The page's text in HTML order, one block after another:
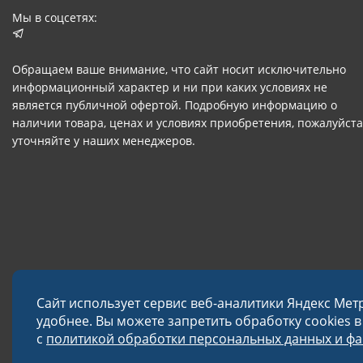
Мы в соцсетях:
Обращаем ваше внимание, что сайт носит исключительно
информационный характер и ни при каких условиях не
является публичной офертой. Подробную информацию о
наличии товара, ценах и условиях приобретения,
уточняйте у наших менеджеров.
© 2026 Завод «Меткон» Политика в отношении обработки данных
Сайт использует сервис веб-аналитики Яндекс
удобнее. Вы можете запретить обработку cookies
с политикой обработки персональных данных и